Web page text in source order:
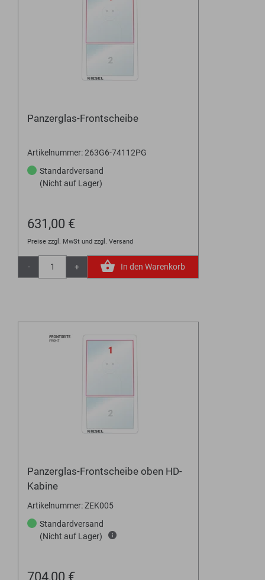
Panzerglas-Frontscheibe
Artikelnummer: 263G6-74112PG
Standardversand
(Nicht auf Lager)
631,00 €
Preise zzgl. MwSt und zzgl. Versand
- + In den Warenkorb
Panzerglas-Frontscheibe oben HD-
Kabine
Artikelnummer: ZEK005
Standardversand
(Nicht auf Lager)
704,00 €